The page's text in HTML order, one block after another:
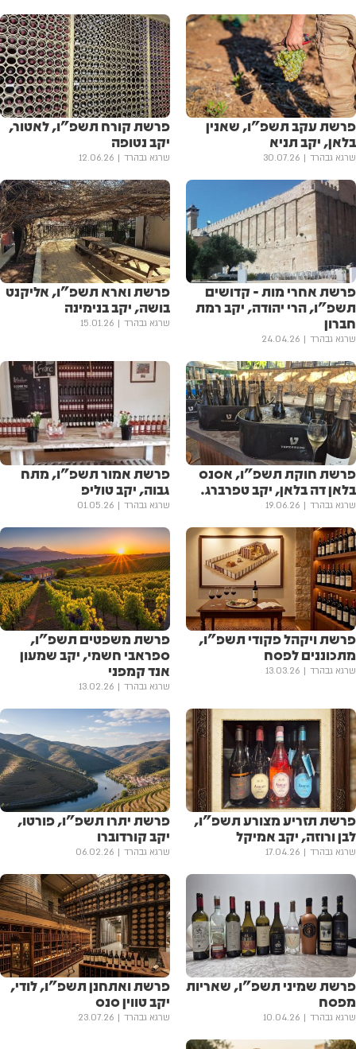
פרשת עקב תשפ"ו, שאנין
בלאן, יקב תניא
שרגא גבהרד 30.07.26
פרשת קורח תשפ"ו, לאטור,
יקב נטופה
שרגא גבהרד 12.06.26
פרשת אחרי מות - קדושים
תשפ"ו, הרי יהודה, יקב רמת
חברון
שרגא גבהרד 24.04.26
פרשת וארא תשפ"ו, אליקנט
בושה, יקב בנימינה
שרגא גבהרד 15.01.26
פרשת חוקת תשפ"ו, אסנס
בלאן דה בלאן, יקב טפרברג.
שרגא גבהרד 19.06.26
פרשת אמור תשפ"ו, מתח
גבוה, יקב טוליפ
שרגא גבהרד 01.05.26
פרשת ויקהל פקודי תשפ"ו,
מתכוננים לפסח
שרגא גבהרד 13.03.26
פרשת משפטים תשפ"ו,
ספראבי חשמי, יקב שמעון
אנד קמפני
שרגא גבהרד 13.02.26
פרשת תזריע מצורע תשפ"ו,
לבן ורוזה, יקב אמיקל
שרגא גבהרד 17.04.26
פרשת יתרו תשפ"ו, פורטו,
יקב קורדוברו
שרגא גבהרד 06.02.26
פרשת שמיני תשפ"ו, שאריות
מפסח
שרגא גבהרד 10.04.26
פרשת ואתחנן תשפ"ו, לודי,
יקב טווין סנס
שרגא גבהרד 23.07.26